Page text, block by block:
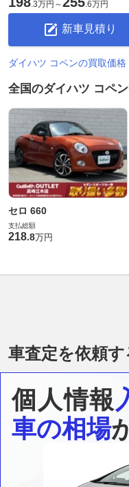
.3万円 ～ .6万円
新車見積り
ダイハツ コペンの買取価
全国のダイハツ コペ
セロ 660
支払総額
218.8万円
車査定を依頼す
個人情報
車の相場